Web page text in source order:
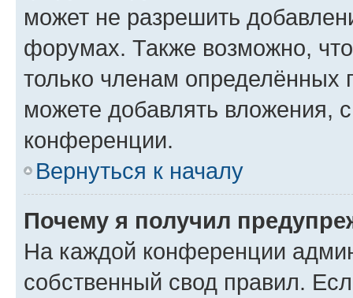
может не разрешить
форумах. Также возможно,
только членам определённых
можете добавлять вложения,
конференции.
Вернуться к началу
Почему я получил
На каждой конференции
собственный свод правил.